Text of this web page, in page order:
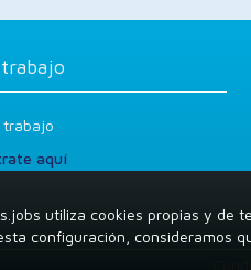
trabajo
aquí
utiliza cookies propias y de
configuración, consideramos